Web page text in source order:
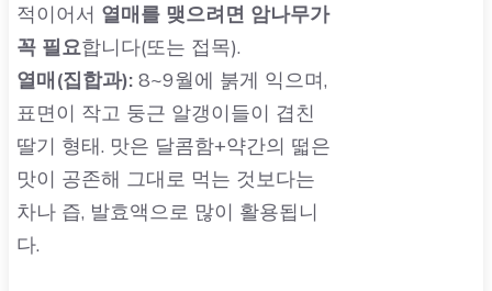
적이어서 열매를 맺으려면 암나무가
꼭 필요합니다(또는 접목).
열매(집합과): 8~9월에 붉게 익으며,
표면이 작고 둥근 알갱이들이 겹친
딸기 형태. 맛은 달콤함+약간의 떫은
맛이 공존해 그대로 먹는 것보다는
차나 즙, 발효액으로 많이 활용됩니
다.